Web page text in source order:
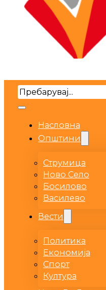
Search
Насловна
Општини
Струмица
Ново Село
Босилово
Василево
Вести
Политика
Економија
Спорт
Култура